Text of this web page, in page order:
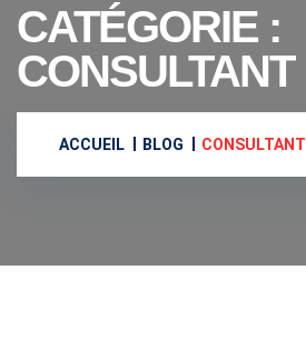
CATÉGORIE :
CONSULTANT
ACCUEIL BLOG CONSULTANT